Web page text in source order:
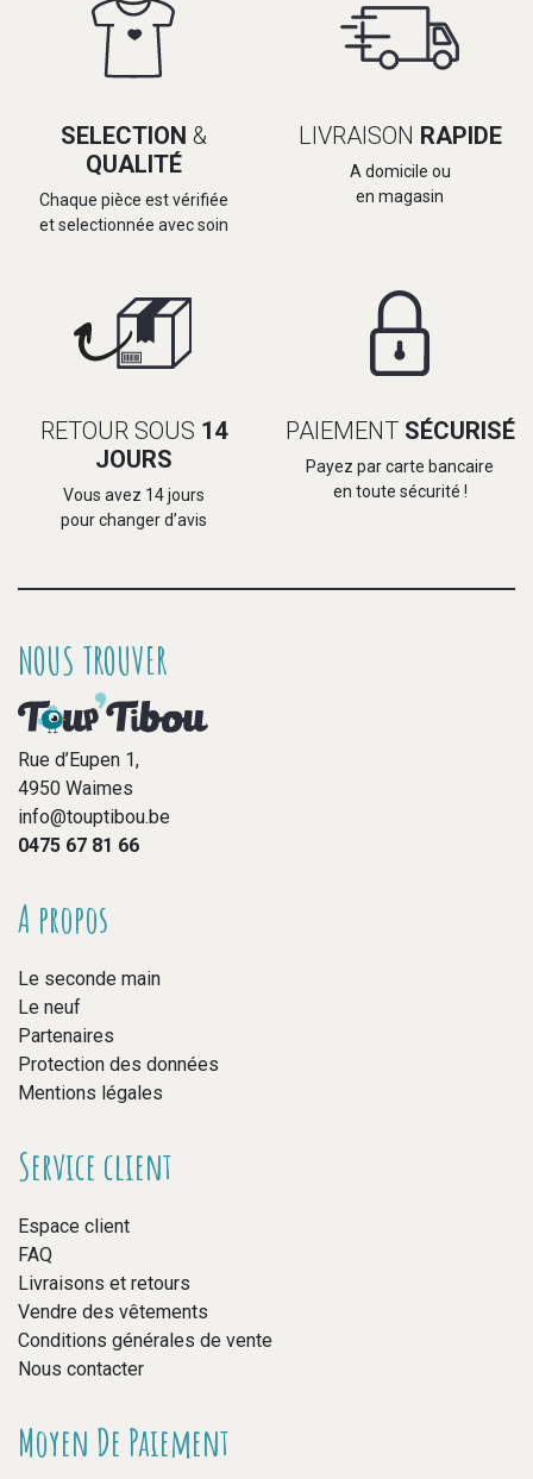
SELECTION &
QUALITÉ
Chaque pièce est vérifiée
et selectionnée avec soin
LIVRAISON RAPIDE
A domicile ou
en magasin
RETOUR SOUS 14
JOURS
Vous avez 14 jours
pour changer d’avis
PAIEMENT SÉCURISÉ
Payez par carte bancaire
en toute sécurité !
NOUS TROUVER
Rue d’Eupen 1,
4950 Waimes
info@touptibou.be
0475 67 81 66
A propos
Le seconde main
Le neuf
Partenaires
Protection des données
Mentions légales
Service client
Espace client
FAQ
Livraisons et retours
Vendre des vêtements
Conditions générales de vente
Nous contacter
Moyen De Paiement